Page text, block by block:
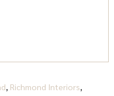
Richmond Interiors